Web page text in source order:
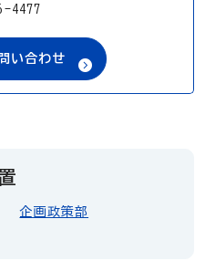
4477
い合わせ
企画政策部